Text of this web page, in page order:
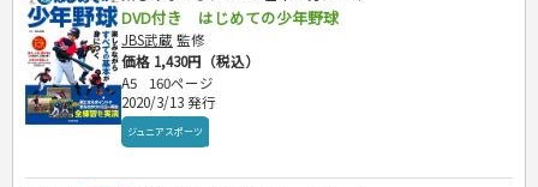
DVD付き はじめての少年野球
JBS武蔵 監修
価格 1,430円（税込）
A5
160ページ
2020/3/13 発行
ジュニアスポーツ